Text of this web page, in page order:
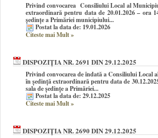
Privind convocarea Consiliului Local al
extraordinară pentru data de 20.01.2026 – ora
ședințe a Primăriei municipiului...
Postat la data de: 19.01.2026
Citeste mai Mult»
DISPOZIȚIA NR. 2691 DIN 29.12.2025
Privind convocarea de îndată a Consiliului Local
în şedinţă extraordinară pentru data de
sala de ședințe a Primăriei...
Postat la data de: 29.12.2025
Citeste mai Mult»
DISPOZIȚIA NR. 2690 DIN 29.12.2025